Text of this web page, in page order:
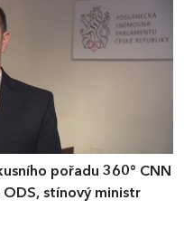
pořadu 360° CNN
stínový ministr